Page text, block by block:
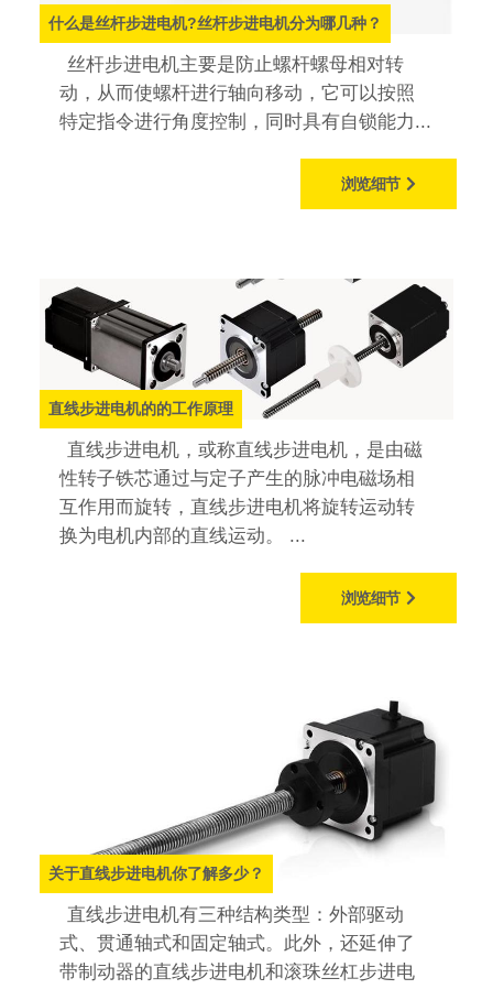
什么是丝杆步进电机?丝杆步进电机分为哪几种？
丝杆步进电机主要是防止螺杆螺母相对转
动，从而使螺杆进行轴向移动，它可以按照
特定指令进行角度控制，同时具有自锁能力...
浏览细节
直线步进电机的的工作原理
直线步进电机，或称直线步进电机，是由磁
性转子铁芯通过与定子产生的脉冲电磁场​​相
互作用而旋转，直线步进电机将旋转运动转
换为电机内部的直线运动。 ...
浏览细节
关于直线步进电机你了解多少？
直线步进电机有三种结构类型：外部驱动
式、贯通轴式和固定轴式。此外，还延伸了
带制动器的直线步进电机和滚珠丝杠步进电